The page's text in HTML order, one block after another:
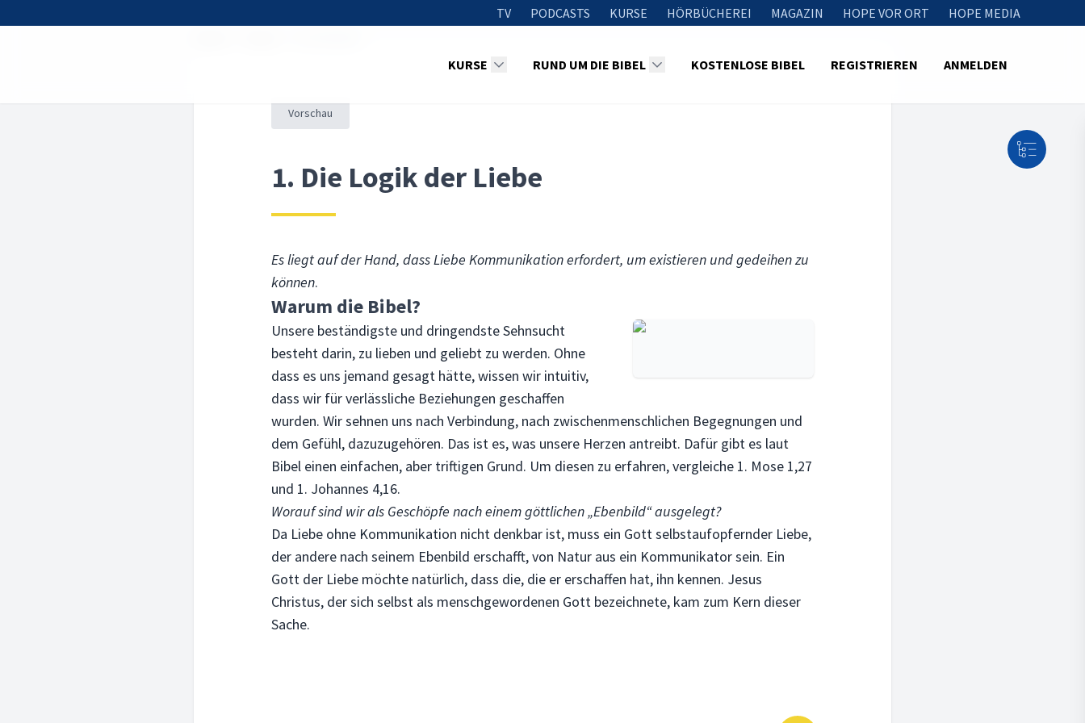
TV PODCASTS KURSE HÖRBÜCHEREI MAGAZIN HOPE VOR ORT HOPE MEDIA
KURSE RUND UM DIE BIBEL KOSTENLOSE BIBEL REGISTRIEREN ANMELDEN
Vorschau
1. Die Logik der Liebe
Es liegt auf der Hand, dass Liebe Kommunikation erfordert, um existieren und gedeihen zu
können.
Warum die Bibel?
Unsere beständigste und dringendste Sehnsucht
besteht darin, zu lieben und geliebt zu werden. Ohne
dass es uns jemand gesagt hätte, wissen wir intuitiv,
dass wir für verlässliche Beziehungen geschaffen
wurden. Wir sehnen uns nach Verbindung, nach zwischenmenschlichen Begegnungen und
dem Gefühl, dazuzugehören. Das ist es, was unsere Herzen antreibt. Dafür gibt es laut
Bibel einen einfachen, aber triftigen Grund. Um diesen zu erfahren, vergleiche 1. Mose 1,27
und 1. Johannes 4,16.
Worauf sind wir als Geschöpfe nach einem göttlichen „Ebenbild“ ausgelegt?
Da Liebe ohne Kommunikation nicht denkbar ist, muss ein Gott selbstaufopfernder Liebe,
der andere nach seinem Ebenbild erschafft, von Natur aus ein Kommunikator sein. Ein
Gott der Liebe möchte natürlich, dass die, die er erschaffen hat, ihn kennen. Jesus
Christus, der sich selbst als menschgewordenen Gott bezeichnete, kam zum Kern dieser
Sache.